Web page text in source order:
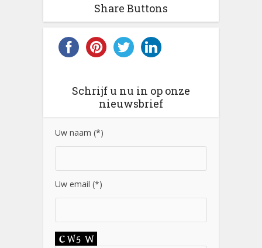
Share Buttons
Schrijf u nu in op onze
nieuwsbrief
Uw naam (*)
Uw email (*)